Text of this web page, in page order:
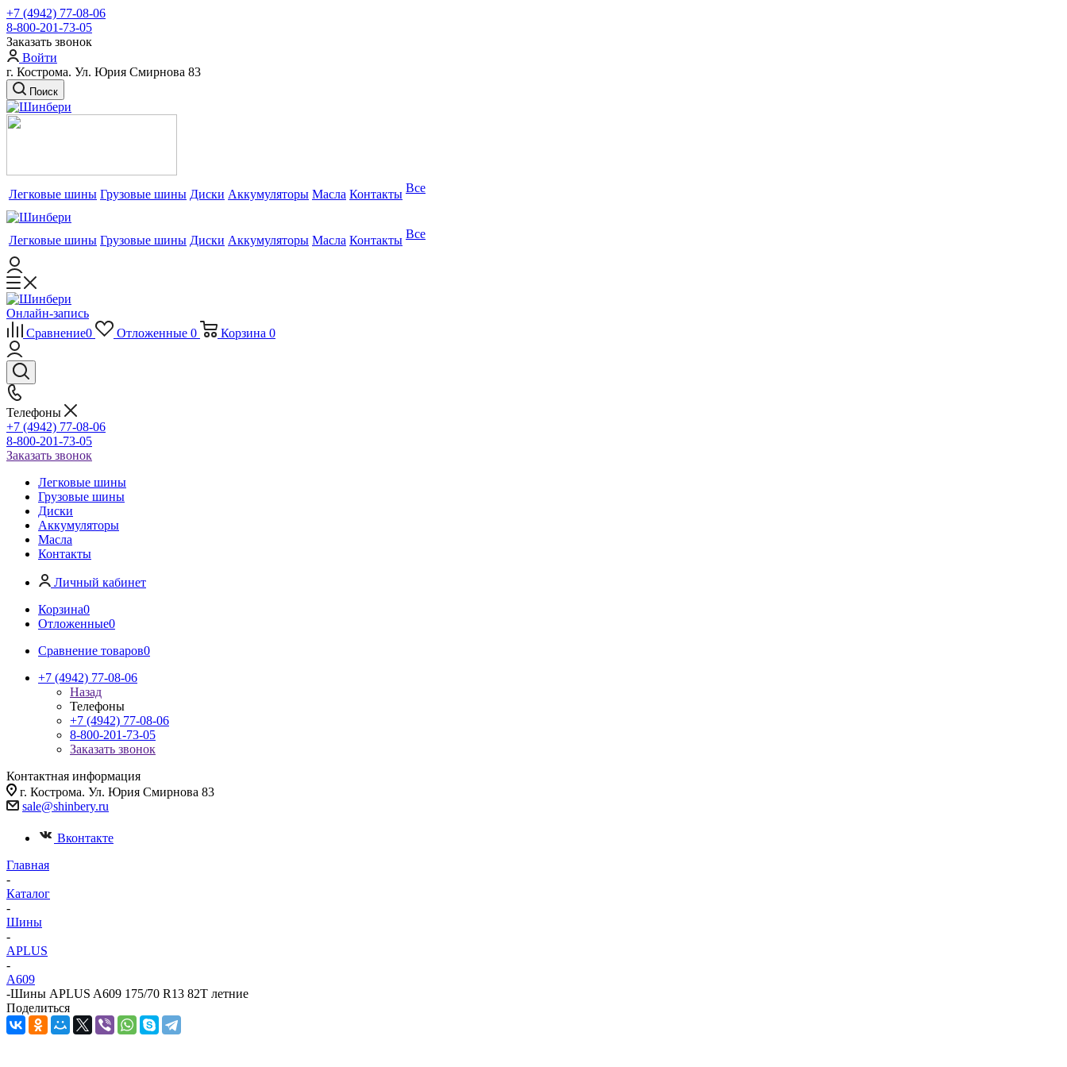
+7 (4942) 77-08-06
8-800-201-73-05
Заказать звонок
Войти
г. Кострома. Ул. Юрия Смирнова 83
Поиск
Легковые шины Грузовые шины Диски Аккумуляторы Масла Контакты Все
Легковые шины Грузовые шины Диски Аккумуляторы Масла Контакты Все
Онлайн-запись
Сравнение0 Отложенные 0 Корзина 0
Телефоны
+7 (4942) 77-08-06
8-800-201-73-05
Заказать звонок
Легковые шины
Грузовые шины
Диски
Аккумуляторы
Масла
Контакты
Личный кабинет
Корзина0
Отложенные0
Сравнение товаров0
+7 (4942) 77-08-06
Назад
Телефоны
+7 (4942) 77-08-06
8-800-201-73-05
Заказать звонок
Контактная информация
г. Кострома. Ул. Юрия Смирнова 83
sale@shinbery.ru
Вконтакте
Главная
-
Каталог
-
Шины
-
APLUS
-
A609
-Шины APLUS A609 175/70 R13 82T летние
Поделиться